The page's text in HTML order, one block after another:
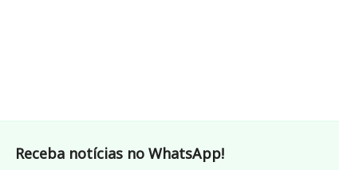
Receba notícias no WhatsApp!